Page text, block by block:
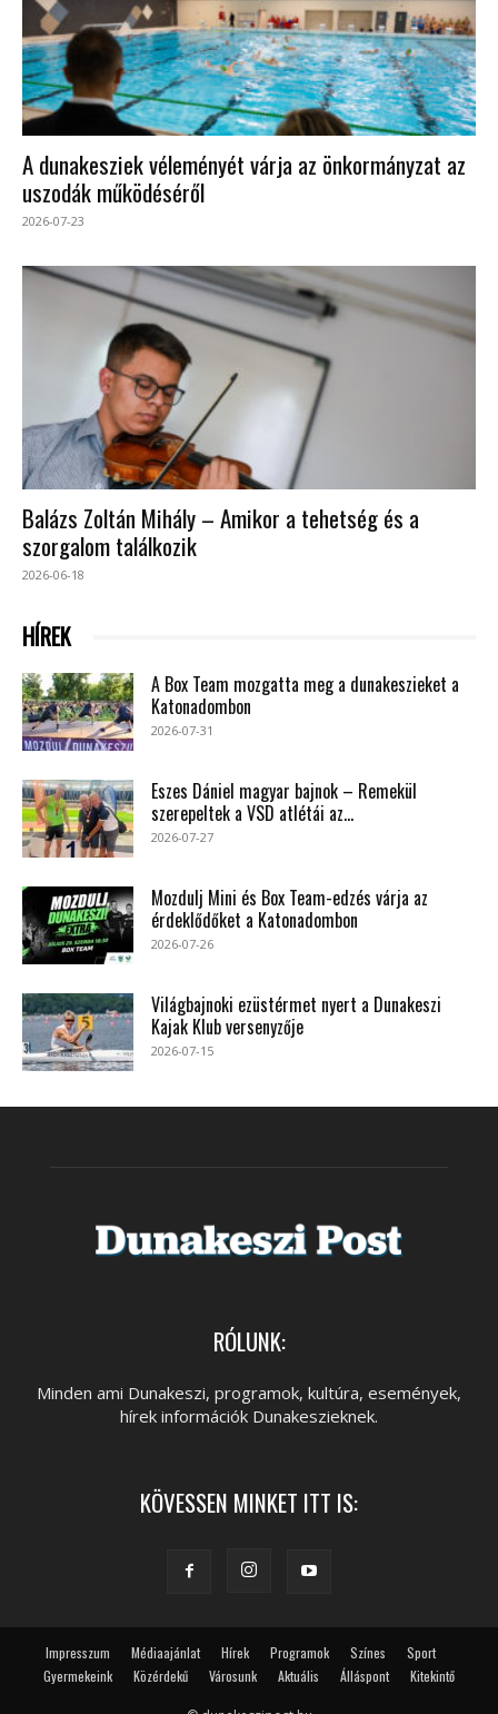
A dunakesziek véleményét várja az önkormányzat az
uszodák működéséről
2026-07-23
Balázs Zoltán Mihály – Amikor a tehetség és a
szorgalom találkozik
2026-06-18
HÍREK
A Box Team mozgatta meg a dunakeszieket a
Katonadombon
2026-07-31
Eszes Dániel magyar bajnok – Remekül
szerepeltek a VSD atlétái az...
2026-07-27
Mozdulj Mini és Box Team-edzés várja az
érdeklődőket a Katonadombon
2026-07-26
Világbajnoki ezüstérmet nyert a Dunakeszi
Kajak Klub versenyzője
2026-07-15
RÓLUNK:
Minden ami Dunakeszi, programok, kultúra, események,
hírek információk Dunakeszieknek.
KÖVESSEN MINKET ITT IS:
Impresszum Médiaajánlat Hírek Programok Színes
Sport
Gyermekeink
Közérdekű Városunk Aktuális Álláspont Kitekintő